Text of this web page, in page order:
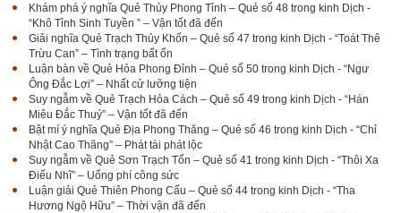
Khám phá ý nghĩa Quẻ Thủy Phong Tỉnh – Quẻ số 48 trong kinh Dịch -
“Khô Tỉnh Sinh Tuyền ” – Vận tốt đã đến
Giải nghĩa Quẻ Trạch Thủy Khốn – Quẻ số 47 trong kinh Dịch - “Toát Thê
Trừu Can” – Tình trạng bất ổn
Luận bàn về Quẻ Hỏa Phong Đỉnh – Quẻ số 50 trong kinh Dịch - “Ngư
Ông Đắc Lợi” – Nhất cử lưỡng tiện
Suy ngẫm về Quẻ Trạch Hỏa Cách – Quẻ số 49 trong kinh Dịch - “Hán
Miêu Đắc Thuỷ” – Vận tốt đã đến
Bật mí ý nghĩa Quẻ Địa Phong Thăng – Quẻ số 46 trong kinh Dịch - “Chỉ
Nhật Cao Thăng” – Phát tài phát lộc
Suy ngẫm về Quẻ Sơn Trạch Tổn – Quẻ số 41 trong kinh Dịch - “Thôi Xa
Điếu Nhĩ” – Uổng phí công sức
Luận giải Quẻ Thiên Phong Cấu – Quẻ số 44 trong kinh Dịch - “Tha
Hương Ngộ Hữu” – Thời vận đã đến